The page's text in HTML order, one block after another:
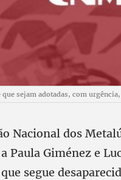
que sejam adotadas, com
Nacional dos
Paula Giménez e
segue